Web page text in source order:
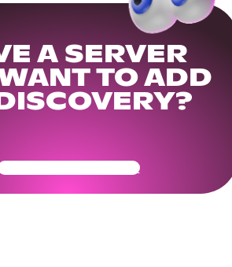
A SERVER
TO ADD
Your Community Ready